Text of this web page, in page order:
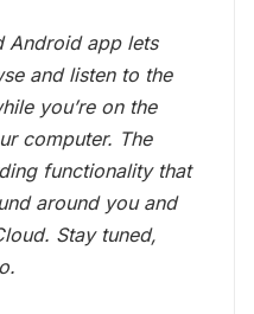
Android app lets
and listen to the
you’re on the
computer. The
functionality that
around you and
Stay tuned,